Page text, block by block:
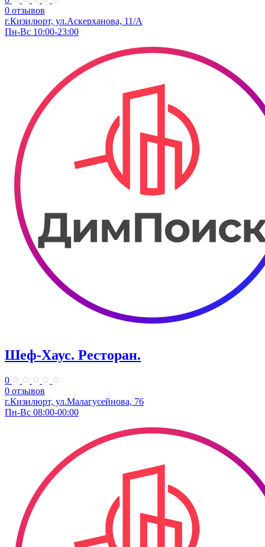
0 отзывов
г.Кизилюрт, ул.Аскерханова, 11/А
Пн-Вс 10:00-23:00
Шеф-Хаус. Ресторан.
0
0 отзывов
г.Кизилюрт, ул.Малагусейнова, 76
Пн-Вс 08:00-00:00